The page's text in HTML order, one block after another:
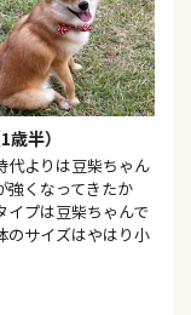
半）
代よりは豆柴ちゃん
強くなってきたか
イプは豆柴ちゃんで
のサイズはやはり小